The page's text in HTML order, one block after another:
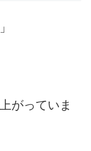
がっていま